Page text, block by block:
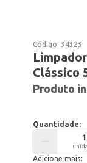
Código:34323
Clássico
Produto
Quantidade:
Adicione mais: